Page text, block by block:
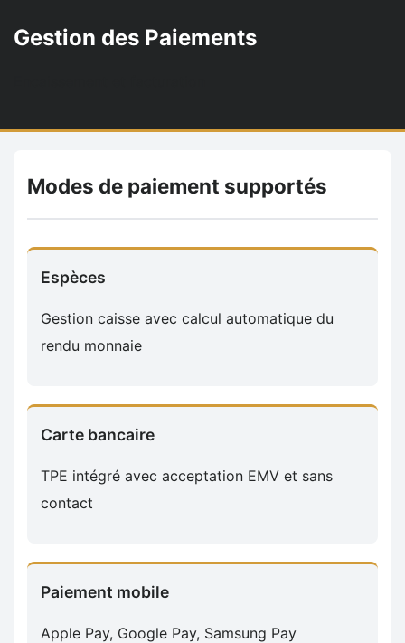
Gestion des Paiements
Modes de paiement supportés
Espèces
Gestion caisse avec calcul automatique du
rendu monnaie
Carte bancaire
TPE intégré avec acceptation EMV et sans
contact
Paiement mobile
Apple Pay, Google Pay, Samsung Pay